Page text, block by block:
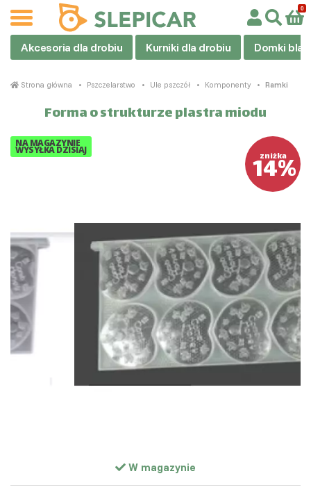
Akcesoria dla drobiu Kurniki dla drobiu Domki
Strona główna Pszczelarstwo Ule pszczół Komponenty Ramki
Forma o strukturze plastra miodu
zniżka
14%
NA MAGAZYNIE
WYSYŁKA DZISIAJ
W magazynie